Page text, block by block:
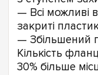
— Всі можливі
закриті
— Збільшений
Кількість
30% більше